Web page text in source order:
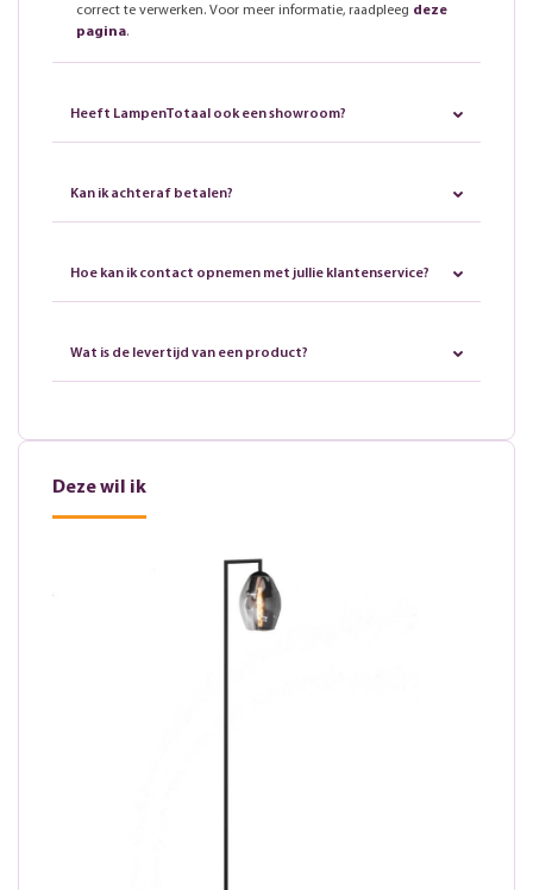
correct te verwerken. Voor meer informatie, raadpleeg deze
pagina.
Heeft LampenTotaal ook een showroom?
Kan ik achteraf betalen?
Hoe kan ik contact opnemen met jullie klantenservice?
Wat is de levertijd van een product?
Deze wil ik